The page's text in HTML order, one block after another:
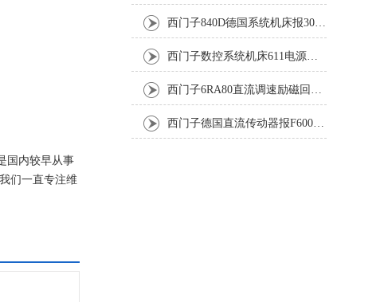
国内较早从事
们一直专注维
西门子840D德国系统机床报300501修复解决
西门子数控系统机床611电源模块灯不显示修复解决
西门子6RA80直流调速励磁回路坏报F60005修复排除
西门子德国直流传动器报F60067高温报警修复排除方法